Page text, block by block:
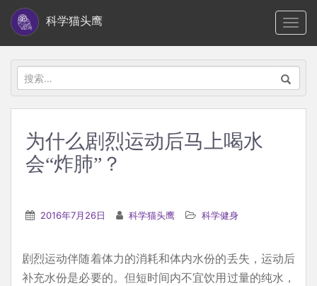
i
科学猫头鹰
搜
索：
为什么剧烈运动后马上喝水
会“炸肺”？
2016年7月26日 科学猫头鹰 科学健身
剧烈运动伴随着体力的消耗和体内水份的丢失，运动后
补充水份是必要的。但短时间内不宜饮用过量的纯水，